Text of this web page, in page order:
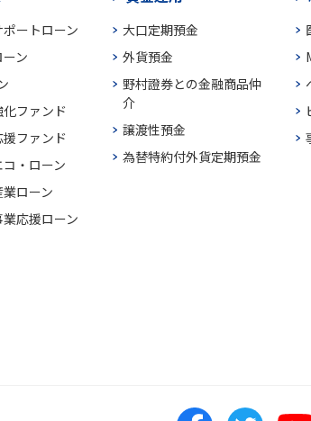
ートローン
ン
ファンド
ファンド
・ローン
ローン
応援ローン
大口定期預金
外貨預金
野村證券との金融商品仲
介
譲渡性預金
為替特約付外貨定期預金